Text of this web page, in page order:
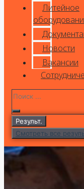
Литейное
Новости
Вакансии
Результ.
Смотреть все